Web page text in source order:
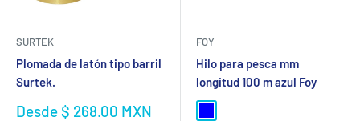
SURTEK
Plomada de latón tipo barril
Surtek.
Precio
Desde $ 268.00 MXN
FOY
Hilo para pesca mm
longitud 100 m azul Foy